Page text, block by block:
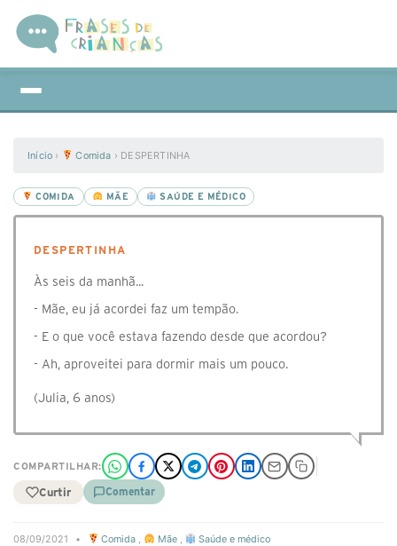
Início › Comida › DESPERTINHA
COMIDA MÃE SAÚDE E MÉDICO
DESPERTINHA
Às seis da manhã...
- Mãe, eu já acordei faz um tempão.
- E o que você estava fazendo desde que acordou?
- Ah, aproveitei para dormir mais um pouco.
(Julia, 6 anos)
COMPARTILHAR:
Curtir Comentar
08/09/2021 • Comida , Mãe, Saúde e médico